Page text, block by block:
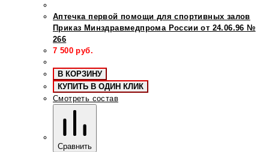
Аптечка первой помощи для спортивных залов
Приказ Минздравмедпрома России от 24.06.96 №
266
7 500 руб.
В КОРЗИНУ
КУПИТЬ В ОДИН КЛИК
Смотреть состав
Сравнить